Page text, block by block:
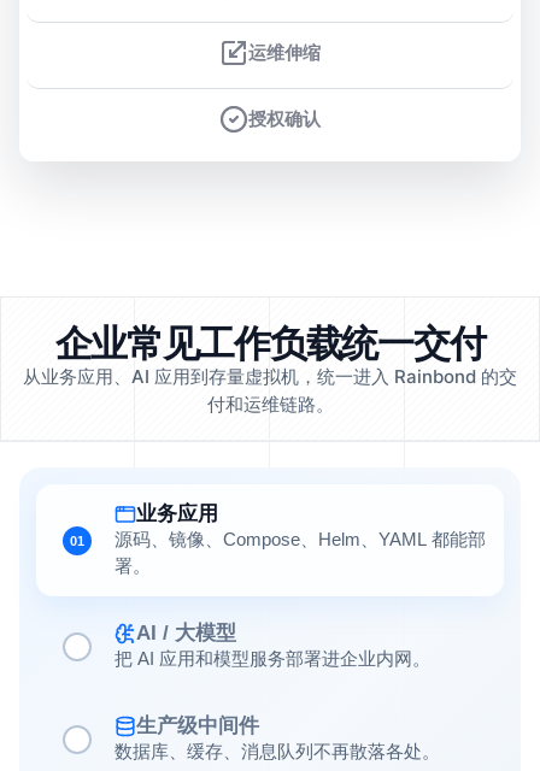
运维伸缩
授权确认
企业常见工作负载统一交付
从业务应用、AI 应用到存量虚拟机，统一进入 Rainbond 的交
付和运维链路。
01
业务应用
源码、镜像、Compose、Helm、YAML 都能部
署。
AI / 大模型
把 AI 应用和模型服务部署进企业内网。
生产级中间件
数据库、缓存、消息队列不再散落各处。